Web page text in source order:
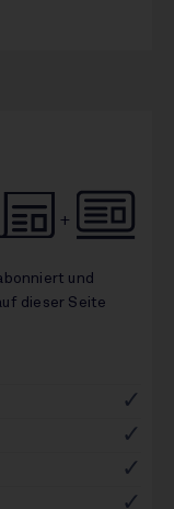
+
und
dieser Seite